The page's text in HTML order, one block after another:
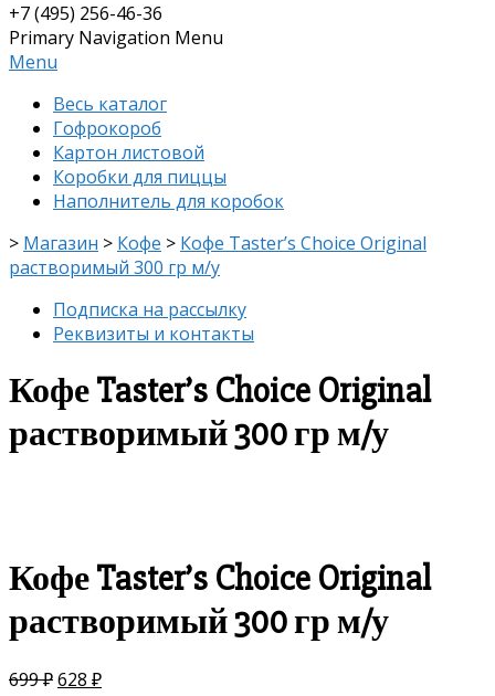
+7 (495) 256-46-36
Primary Navigation Menu
Menu
Весь каталог
Гофрокороб
Картон листовой
Коробки для пиццы
Наполнитель для коробок
> Магазин > Кофе > Кофе Taster’s Choice Original
растворимый 300 гр м/у
Подписка на рассылку
Реквизиты и контакты
Кофе Taster’s Choice Original
растворимый 300 гр м/у
Кофе Taster’s Choice Original
растворимый 300 гр м/у
699₽628 ₽